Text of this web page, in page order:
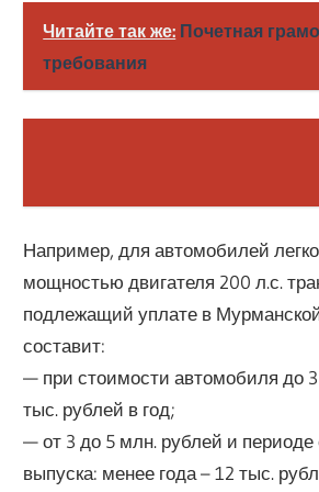
Читайте так же: Почетная
требования
Например, для автомобилей
мощностью двигателя 200 л.с.
подлежащий уплате в
составит:
— при стоимости автомобиля до
тыс. рублей в год;
— от 3 до 5 млн. рублей и
выпуска: менее года – 12 тыс.